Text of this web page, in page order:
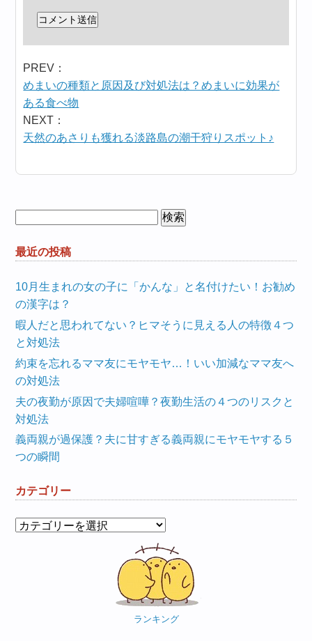
PREV：
めまいの種類と原因及び対処法は？めまいに効果が
ある食べ物
NEXT：
天然のあさりも獲れる淡路島の潮干狩りスポット♪
最近の投稿
10月生まれの女の子に「かんな」と名付けたい！お勧め
の漢字は？
暇人だと思われてない？ヒマそうに見える人の特徴４つ
と対処法
約束を忘れるママ友にモヤモヤ…！いい加減なママ友へ
の対処法
夫の夜勤が原因で夫婦喧嘩？夜勤生活の４つのリスクと
対処法
義両親が過保護？夫に甘すぎる義両親にモヤモヤする５
つの瞬間
カテゴリー
カ
ランキング